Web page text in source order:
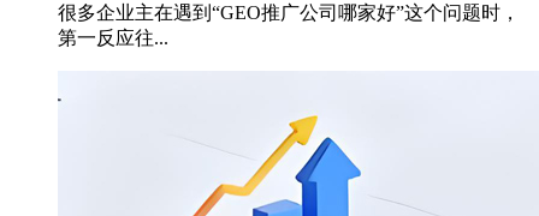
很多企业主在遇到“GEO推广公司哪家好”这个问题时，
第一反应往...